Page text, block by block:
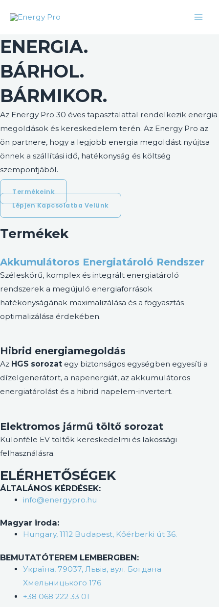
ENERGIA.
BÁRHOL.
BÁRMIKOR.
Az Energy Pro 30 éves tapasztalattal rendelkezik energia
megoldások és kereskedelem terén. Az Energy Pro az
ön partnere, hogy a legjobb energia megoldást nyújtsa
önnek a szállítási idő, hatékonyság és költség
szempontjából.
Termékeink
Lépjen Kapcsolatba Velünk
Termékek
Akkumulátoros Energiatároló Rendszer
Széleskörű, komplex és integrált energiatároló
rendszerek a megújuló energiaforrások
hatékonyságának maximalizálása és a fogyasztás
optimalizálása érdekében.
Hibrid energiamegoldás
Az HGS sorozat egy biztonságos egységben egyesíti a
dízelgenerátort, a napenergiát, az akkumulátoros
energiatárolást és a hibrid napelem-invertert.
Elektromos jármű töltő sorozat
Különféle EV töltők kereskedelmi és lakossági
felhasználásra.
ELÉRHETŐSÉGEK
ÁLTALÁNOS KÉRDÉSEK:
info@energypro.hu
Magyar iroda:
Hungary, 1112 Budapest, Kőérberki út 36.
BEMUTATÓTEREM LEMBERGBEN:
Україна, 79037, Львів, вул. Богдана
Хмельницького 176
+38 068 222 33 01